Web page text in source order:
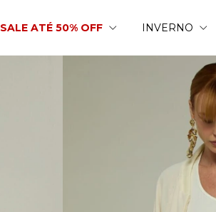
SALE ATÉ 50% OFF INVERNO